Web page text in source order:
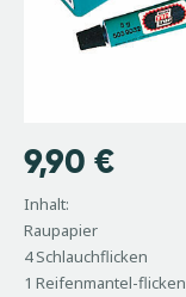
9,90 €
Inhalt:
Raupapier
4 Schlauchflicken
1 Reifenmantel-flicken